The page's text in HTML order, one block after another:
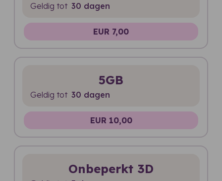
Geldig tot 30 dagen
EUR 7,00
5GB
Geldig tot 30 dagen
EUR 10,00
Onbeperkt 3D